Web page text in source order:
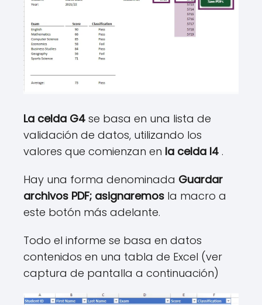
La celda G4 se basa en una lista de
validación de datos, utilizando los
valores que comienzan en la celda I4 .
Hay una forma denominada Guardar
archivos PDF; asignaremos la macro a
este botón más adelante.
Todo el informe se basa en datos
contenidos en una tabla de Excel (ver
captura de pantalla a continuación)